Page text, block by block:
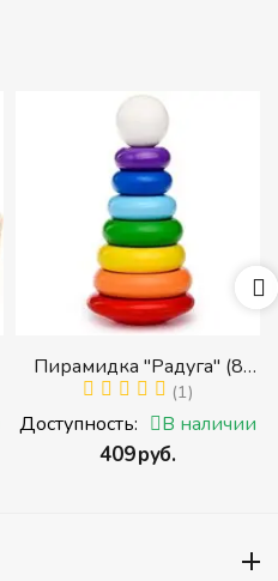
Пирамидка "Радуга" (8
деталей) (Пирамидка
среднего размера)
(1)
Доступность: В наличии
‍409‍руб.